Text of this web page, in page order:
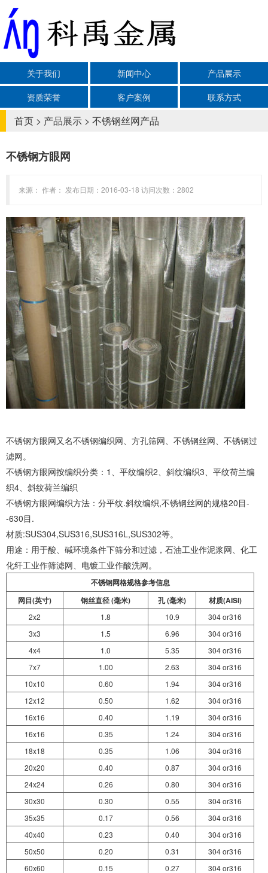
关于我们 新闻中心
产品展示
资质荣誉
客户案例 联系方式
首页 > 产品展示 > 不锈钢丝网产品
不锈钢方眼网
来源： 作者： 发布日期：2016-03-18 访问次数：2802
不锈钢方眼网又名不锈钢编织网、方孔筛网、不锈钢丝网、不锈钢过
滤网。
不锈钢方眼网按编织分类：1、平纹编织2、斜纹编织3、平纹荷兰编
织4、斜纹荷兰编织
不锈钢方眼网编织方法：分平纹.斜纹编织,不锈钢丝网的规格20目-
-630目.
材质:SUS304,SUS316,SUS316L,SUS302等。
用途：用于酸、碱环境条件下筛分和过滤，石油工业作泥浆网、化工
化纤工业作筛滤网、电镀工业作酸洗网。
不锈钢网格规格参考信息
网目(英寸)
钢丝直径 (毫米) 孔 (毫米) 材质(AISI)
2x2 1.8 10.9
304 or316
3x3
1.5 6.96
304 or316
4x4
1.0 5.35
304 or316
7x7
1.00 2.63
304 or316
10x10
0.60 1.94
304 or316
12x12
0.50 1.62
304 or316
16x16
0.40 1.19
304 or316
16x16
0.35 1.24
304 or316
18x18
0.35 1.06
304 or316
20x20
0.40 0.87
304 or316
24x24
0.26 0.80
304 or316
30x30
0.30 0.55
304 or316
35x35
0.17 0.56
304 or316
40x40
0.23 0.40
304 or316
50x50
0.20 0.31
304 or316
60x60
0.15 0.27
304 or316